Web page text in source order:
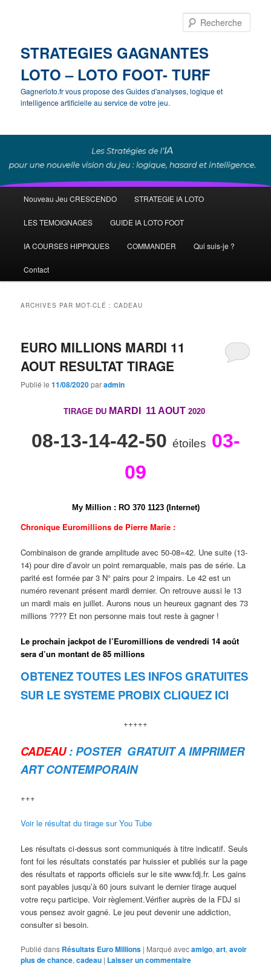
STRATEGIES GAGNANTES
LOTO – LOTO FOOT- TURF
Gagnerloto.fr vous propose des Guides d'analyses, logique et
intelligence artificielle au service de votre jeu.
principal
Aller
au
contenu
Aller
au
contenu
Nouveau Jeu CRESCENDO STRATEGIE IA LOTO
LES TEMOIGNAGES GUIDE IA LOTO FOOT
IA COURSES HIPPIQUES COMMANDER Qui suis-je ?
Contact
ARCHIVES PAR MOT-CLÉ :CADEAU
EURO MILLIONS MARDI 11
AOUT RESULTAT TIRAGE
Publié le11/08/2020paradmin
TIRAGE DU MARDI 11 AOUT 2020
08-13-14-42-50 étoiles 03-
09
My Million: RO 370 1123 (Internet)
Chronique Euromillions de Pierre Marie :
Combinaison de grande amplitude avec 50-08=42. Une suite (13-
14) pour dire d’avoir un point remarquable, mais pas de série. La
parité est formée par 3 N° pairs pour 2 impairs. Le 42 est un
numéro revenant présent mardi dernier. On retrouve aussi le 13
un mardi mais en juillet. Aurons nous un heureux gagnant des 73
millions ???? Et non personne mais tout reste à gagner !
Le prochain jackpot de l’Euromillions de vendredi 14 août
sera d’un montant de 85 millions
OBTENEZ TOUTES LES INFOS GRATUITES
SUR LE SYSTEME PROBIX CLIQUEZ ICI
+++++
CADEAU: POSTER GRATUIT A IMPRIMER
ART CONTEMPORAIN
+++
Voir le résultat du tirage sur You Tube
Les résultats ci-dessus sont communiqués à titre indicatif. Seuls
font foi les résultats constatés par huissier et publiés sur la page
des résultats et rapports officiels sur le site www.fdj.fr. Les gains
sont payables jusqu’à 60 jours suivant le dernier tirage auquel
votre reçu participe. Voir règlement.Vérifier auprès de la FDJ si
vous pensez avoir gagné. Le jeu peut devenir une addiction,
consulter si besoin.
Publié dans Résultats Euro Millions | Marqué avecamigo,art,avoir
plus de chance,cadeau | Laisser un commentaire